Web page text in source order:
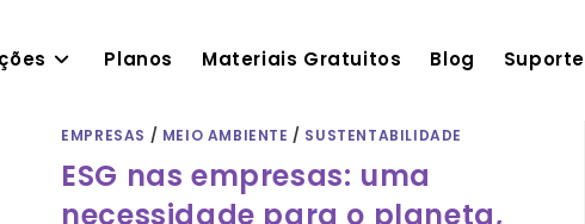
Planos Materiais Gratuitos Blog Suporte
EMPRESAS / MEIO AMBIENTE / SUSTENTABILIDADE
ESG nas empresas: uma
necessidade para o planeta,